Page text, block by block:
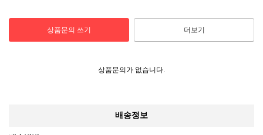
상품문의 쓰기 더보기
상품문의가 없습니다.
배송정보